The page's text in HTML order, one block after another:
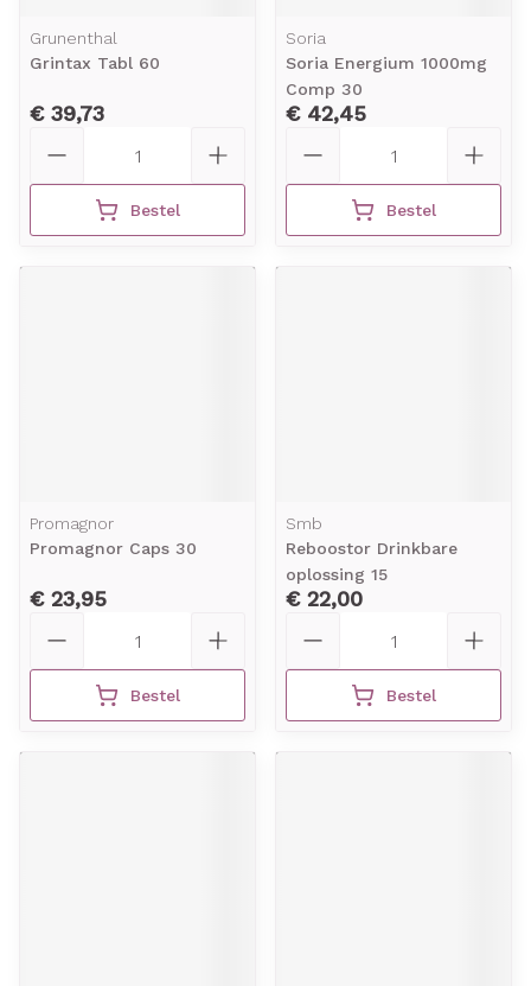
Grunenthal
Grintax Tabl 60
€ 39,73
Bestel
Soria
Soria Energium 1000mg
Comp 30
€ 42,45
Bestel
Promagnor
Promagnor Caps 30
€ 23,95
Bestel
Smb
Reboostor Drinkbare
oplossing 15
€ 22,00
Bestel